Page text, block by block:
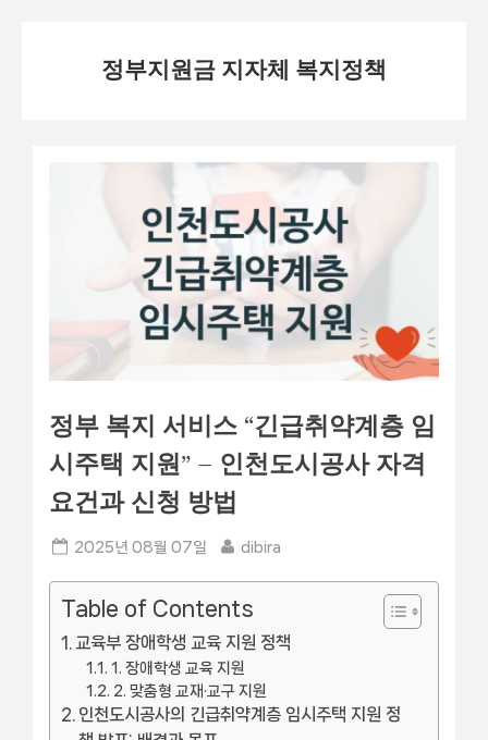
정부지원금 지자체 복지정책
정부 복지 서비스 “긴급취약계층 임
시주택 지원” – 인천도시공사 자격
요건과 신청 방법
Posted
2025년 08월 07일 By
dibira
Table of Contents
교육부 장애학생 교육 지원 정책
1. 장애학생 교육 지원
2. 맞춤형 교재·교구 지원
인천도시공사의 긴급취약계층 임시주택 지원 정